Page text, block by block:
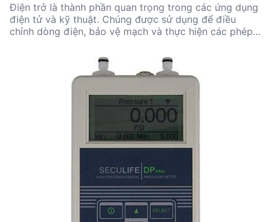
Điện trở là thành phần quan trọng trong các ứng dụng
điện tử và kỹ thuật. Chúng được sử dụng để điều
chỉnh dòng điện, bảo vệ mạch và thực hiện các phép
xét bao gồm độ chính xác, dải đo, công suất và môi
trường hoạt động. Các nhà sản xuất uy tín như Bourns,
HIOKI và MAXWELL cung cấp nhiều lựa chọn phù hợp
với nhu cầu kỹ thuật khác nhau. Hiểu rõ yêu cầu ứng
dụng và thông số kỹ thuật sẽ giúp lựa chọn sản phẩm